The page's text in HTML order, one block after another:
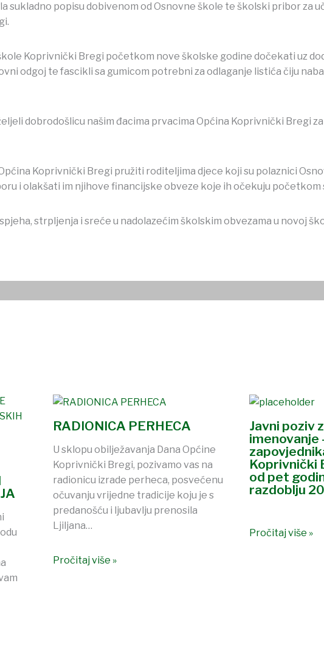
sukladno popisu dobivenom od Osnovne škole te školski pribor za
Koprivnički Bregi početkom nove školske godine dočekati uz
odgoj te fascikli sa gumicom potrebni za odlaganje listića čiju
dobrodošlicu našim đacima prvacima Općina Koprivnički Bregi
Koprivnički Bregi pružiti roditeljima djece koji su polaznici
i olakšati im njihove financijske obveze koje ih očekuju početkom
strpljenja i sreće u nadolazećim školskim obvezama u novoj
RADIONICA PERHECA
U sklopu obilježavanja Dana Općine
Koprivnički Bregi, pozivamo vas na
radionicu izrade perheca, posvećenu
očuvanju vrijedne tradicije koju je s
predanošću i ljubavlju prenosila
Ljiljana…
Pročitaj više »
Javni poziv
Koprivnički
od pet
razdoblju
Pročitaj više »